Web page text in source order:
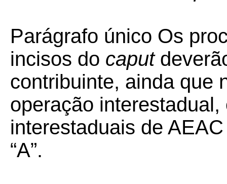
Parágrafo único Os
incisos do caput
contribuinte, ainda que
operação
interestaduais de
“A”.